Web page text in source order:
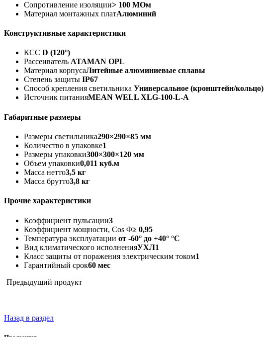
Сопротивление изоляции> 100 МОм
Материал монтажных платАлюминий
Конструктивные характеристики
КСС D (120°)
Рассеиватель ATAMAN OPL
Материал корпусаЛитейные алюминиевые сплавы
Степень защиты IP67
Способ крепления светильника Универсальное (кронштейн/кольцо)
Источник питанияMEAN WELL XLG-100-L-A
Габаритные размеры
Размеры светильника290×290×85 мм
Количество в упаковке1
Размеры упаковки300×300×120 мм
Объем упаковки0,011 куб.м
Масса нетто3,5 кг
Масса брутто3,8 кг
Прочие характеристики
Коэффициент пульсации3
Коэффициент мощности, Cos Φ≥ 0,95
Температура эксплуатации от -60° до +40° °C
Вид климатического исполненияУХЛ1
Класс защиты от поражения электрическим током1
Гарантийный срок60 мес
Предыдущий продукт
Назад в раздел